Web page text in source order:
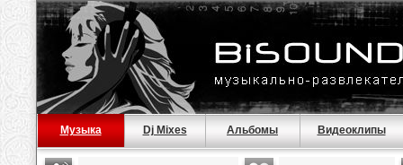
Музыка Dj Mixes Альбомы Видеоклипы